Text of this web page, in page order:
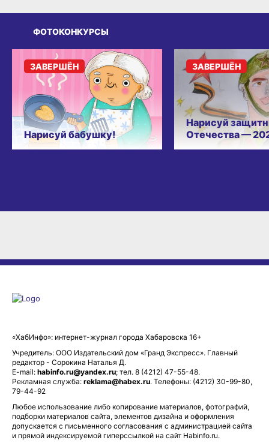
ФОТОКОНКУРСЫ
Нарисуй бабушку!
ЗАВЕРШЁН
Нарисуй
Отечества —
ЗАВЕРШЁН
«ХабИнфо»: интернет-журнал города Хабаровска 16+
Учредитель: ООО Издательский дом «Гранд Экспресс». Главный
редактор - Сорокина Наталья Д.
E-mail: habinfo.ru@yandex.ru; тел. 8 (4212) 47-55-48.
Рекламная служба: reklama@habex.ru. Телефоны: (4212) 30-99-80,
79-44-92
Любое использование либо копирование материалов, фотографий,
подборки материалов сайта, элементов дизайна и оформления
допускается с письменного согласования с администрацией сайта
и прямой индексируемой гиперссылкой на сайт Habinfo.ru.